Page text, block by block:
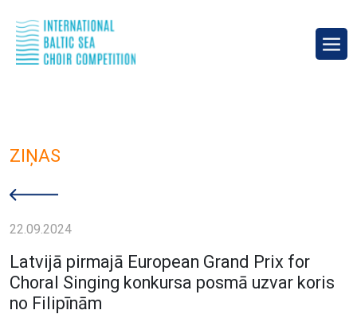
ZIŅAS
22.09.2024
Latvijā pirmajā European Grand Prix for
Choral Singing konkursa posmā uzvar koris
no Filipīnām